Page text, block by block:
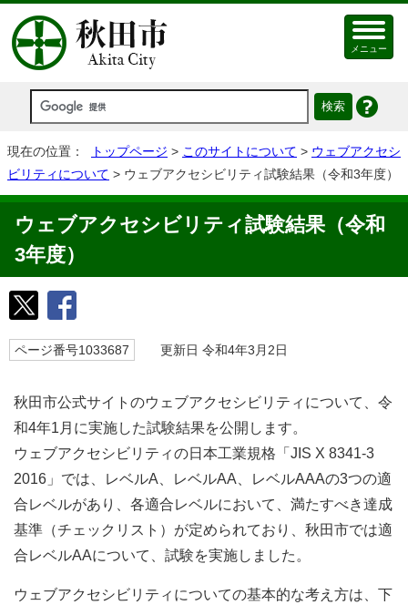
メニュー
現在の位置： トップページ > このサイトについて > ウェブアクセシ
ビリティについて > ウェブアクセシビリティ試験結果（令和3年度）
ウェブアクセシビリティ試験結果（令和
3年度）
ページ番号1033687 更新日 令和4年3月2日
秋田市公式サイトのウェブアクセシビリティについて、令
和4年1月に実施した試験結果を公開します。
ウェブアクセシビリティの日本工業規格「JIS X 8341-3
2016」では、レベルA、レベルAA、レベルAAAの3つの適
合レベルがあり、各適合レベルにおいて、満たすべき達成
基準（チェックリスト）が定められており、秋田市では適
合レベルAAについて、試験を実施しました。
ウェブアクセシビリティについての基本的な考え方は、下